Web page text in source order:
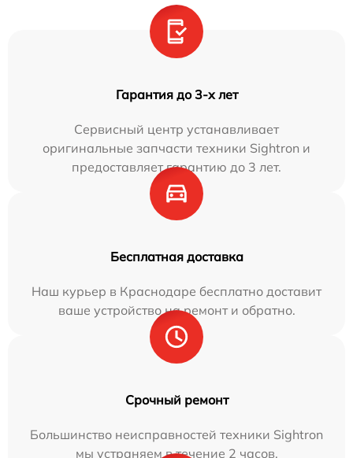
Гарантия до 3-х лет
Сервисный центр устанавливает
оригинальные запчасти техники Sightron и
предоставляет гарантию до 3 лет.
Бесплатная доставка
Наш курьер в Краснодаре бесплатно доставит
ваше устройство на ремонт и обратно.
Срочный ремонт
Большинство неисправностей техники Sightron
мы устраняем в течение 2 часов.